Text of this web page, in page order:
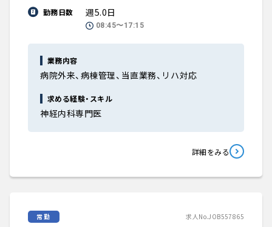
勤務日数
週5.0日
08:45〜17:15
業務内容
病院外来、病棟管理、当直業務、リハ対応
求める経験・スキル
神経内科専門医
詳細をみる
常勤 求人No.JOB557865